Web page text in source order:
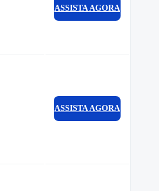
ASSISTA AGORA
ASSISTA AGORA